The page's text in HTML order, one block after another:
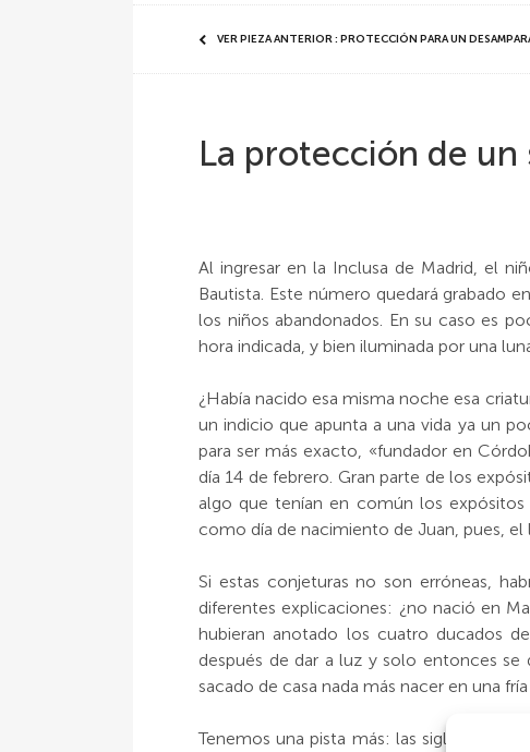
VER PIEZA ANTERIOR : PROTECCIÓN PARA UN
La protección de
Al ingresar en la Inclusa de Madrid, el
Bautista. Este número quedará grabado
los niños abandonados. En su caso es
hora indicada, y bien iluminada por una
¿Había nacido esa misma noche esa
un indicio que apunta a una vida ya un
para ser más exacto, «fundador en
día 14 de febrero. Gran parte de los
algo que tenían en común los
como día de nacimiento de Juan, pues, el
Si estas conjeturas no son erróneas,
diferentes explicaciones: ¿no nació en
hubieran anotado los cuatro ducados
después de dar a luz y solo entonces se
sacado de casa nada más nacer en una
Tenemos una pista más: las siglas B.C.